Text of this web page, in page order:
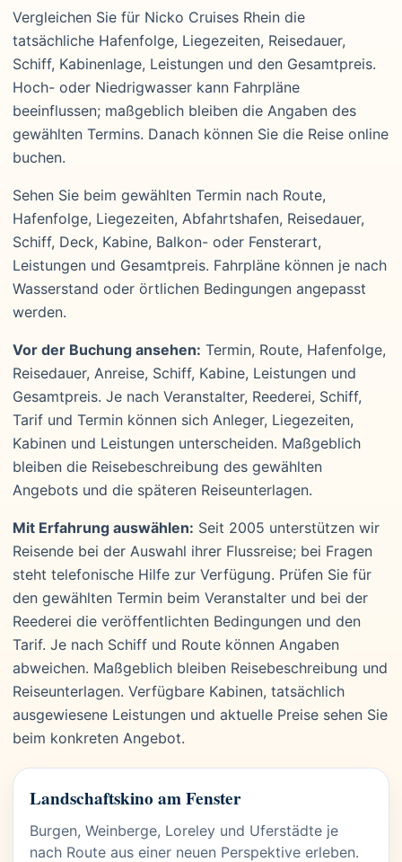
Vergleichen Sie für Nicko Cruises Rhein die
tatsächliche Hafenfolge, Liegezeiten, Reisedauer,
Schiff, Kabinenlage, Leistungen und den Gesamtpreis.
Hoch- oder Niedrigwasser kann Fahrpläne
beeinflussen; maßgeblich bleiben die Angaben des
gewählten Termins. Danach können Sie die Reise online
buchen.
Sehen Sie beim gewählten Termin nach Route,
Hafenfolge, Liegezeiten, Abfahrtshafen, Reisedauer,
Schiff, Deck, Kabine, Balkon- oder Fensterart,
Leistungen und Gesamtpreis. Fahrpläne können je nach
Wasserstand oder örtlichen Bedingungen angepasst
werden.
Vor der Buchung ansehen: Termin, Route, Hafenfolge,
Reisedauer, Anreise, Schiff, Kabine, Leistungen und
Gesamtpreis. Je nach Veranstalter, Reederei, Schiff,
Tarif und Termin können sich Anleger, Liegezeiten,
Kabinen und Leistungen unterscheiden. Maßgeblich
bleiben die Reisebeschreibung des gewählten
Angebots und die späteren Reiseunterlagen.
Mit Erfahrung auswählen: Seit 2005 unterstützen wir
Reisende bei der Auswahl ihrer Flussreise; bei Fragen
steht telefonische Hilfe zur Verfügung. Prüfen Sie für
den gewählten Termin beim Veranstalter und bei der
Reederei die veröffentlichten Bedingungen und den
Tarif. Je nach Schiff und Route können Angaben
abweichen. Maßgeblich bleiben Reisebeschreibung und
Reiseunterlagen. Verfügbare Kabinen, tatsächlich
ausgewiesene Leistungen und aktuelle Preise sehen Sie
beim konkreten Angebot.
Landschaftskino am Fenster
Burgen, Weinberge, Loreley und Uferstädte je
nach Route aus einer neuen Perspektive erleben.